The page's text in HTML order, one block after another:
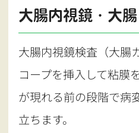
大腸内視鏡・大
大腸内視鏡検査（大腸
コープを挿入して粘膜
が現れる前の段階で病
立ちます。